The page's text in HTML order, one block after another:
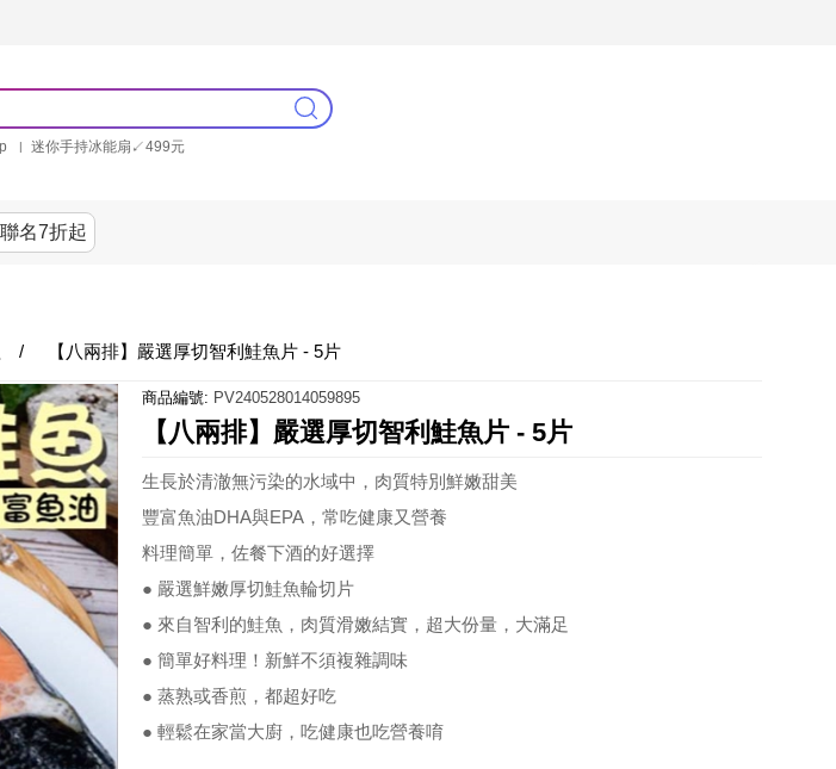
迷你手持冰能扇↙499元
名7折起
/ 【八兩排】嚴選厚切智利鮭魚片 - 5片
商品編號: PV240528014059895
【八兩排】嚴選厚切智利鮭魚片 - 5片
生長於清澈無污染的水域中，肉質特別鮮嫩甜美
豐富魚油DHA與EPA，常吃健康又營養
料理簡單，佐餐下酒的好選擇
● 嚴選鮮嫩厚切鮭魚輪切片
● 來自智利的鮭魚，肉質滑嫩結實，超大份量，大滿足
● 簡單好料理！新鮮不須複雜調味
● 蒸熟或香煎，都超好吃
● 輕鬆在家當大廚，吃健康也吃營養唷